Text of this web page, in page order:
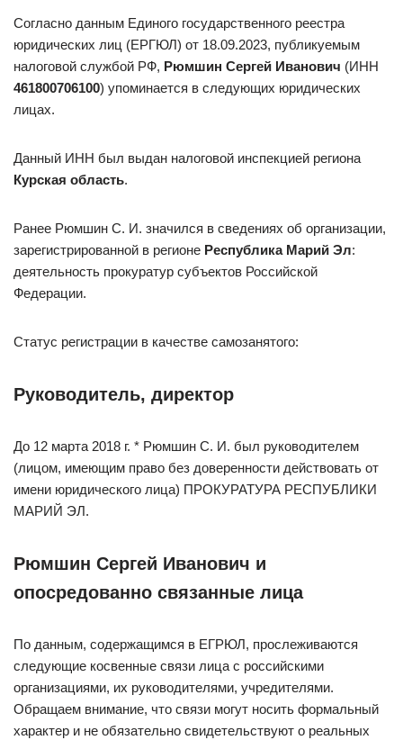
Согласно данным Единого государственного реестра
юридических лиц (ЕРГЮЛ) от 18.09.2023, публикуемым
налоговой службой РФ, Рюмшин Сергей Иванович (ИНН
461800706100) упоминается в следующих юридических
лицах.
Данный ИНН был выдан налоговой инспекцией региона
Курская область.
Ранее Рюмшин С. И. значился в сведениях об организации,
зарегистрированной в регионе Республика Марий Эл:
деятельность прокуратур субъектов Российской
Федерации.
Статус регистрации в качестве самозанятого:
Руководитель, директор
До 12 марта 2018 г. * Рюмшин С. И. был руководителем
(лицом, имеющим право без доверенности действовать от
имени юридического лица) ПРОКУРАТУРА РЕСПУБЛИКИ
МАРИЙ ЭЛ.
Рюмшин Сергей Иванович и
опосредованно связанные лица
По данным, содержащимся в ЕГРЮЛ, прослеживаются
следующие косвенные связи лица с российскими
организациями, их руководителями, учредителями.
Обращаем внимание, что связи могут носить формальный
характер и не обязательно свидетельствуют о реальных